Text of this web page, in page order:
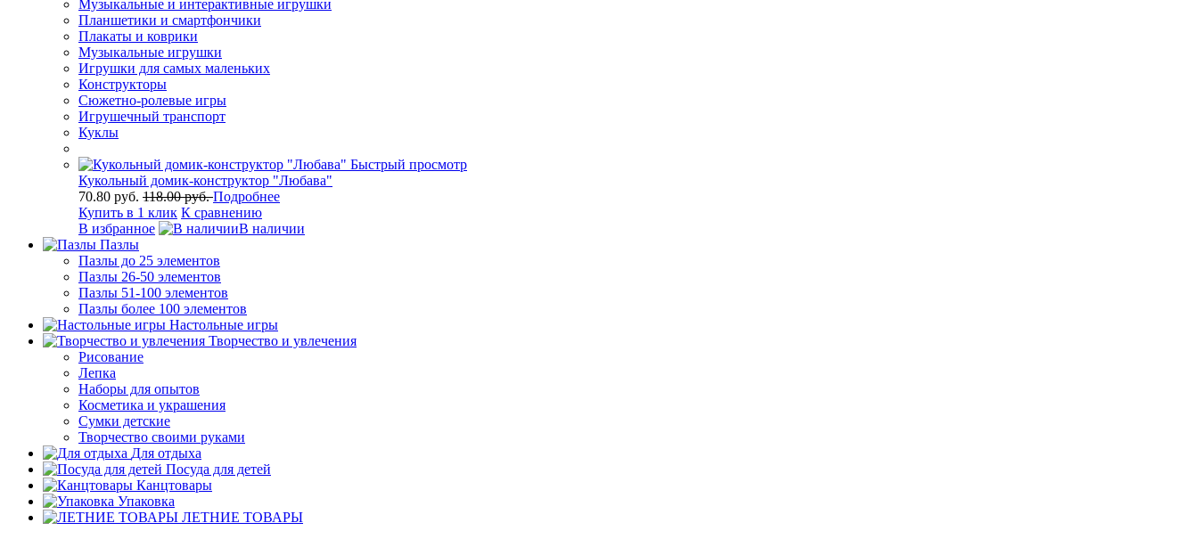
Музыкальные и интерактивные игрушки
Планшетики и смартфончики
Плакаты и коврики
Музыкальные игрушки
Игрушки для самых маленьких
Конструкторы
Сюжетно-ролевые игры
Игрушечный транспорт
Куклы
Быстрый просмотр
Кукольный домик-конструктор "Любава"
70.80 руб. 118.00 руб.Подробнее
Купить в 1 клик К сравнению
В избранное
В наличии
Пазлы
Пазлы до 25 элементов
Пазлы 26-50 элементов
Пазлы 51-100 элементов
Пазлы более 100 элементов
Настольные игры
Творчество и увлечения
Рисование
Лепка
Наборы для опытов
Косметика и украшения
Сумки детские
Творчество своими руками
Для отдыха
Посуда для детей
Канцтовары
Упаковка
ЛЕТНИЕ ТОВАРЫ